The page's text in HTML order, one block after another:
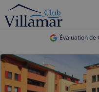
Évaluation de